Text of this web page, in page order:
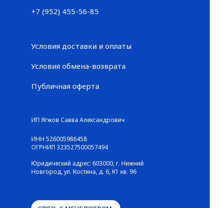
+7 (952) 455-56-85
+7 (952) 455-56-85
Условия доставки и оплаты
Условия обмена-возврата
Публичная оферта
ИП Ягжов Савва Александрович
ИНН 526005986458
ОГРНИП 323527500057494
Юридический адрес: 603000, г. Нижний
Новгород, ул. Костина, д. 6, К1 кв. 96